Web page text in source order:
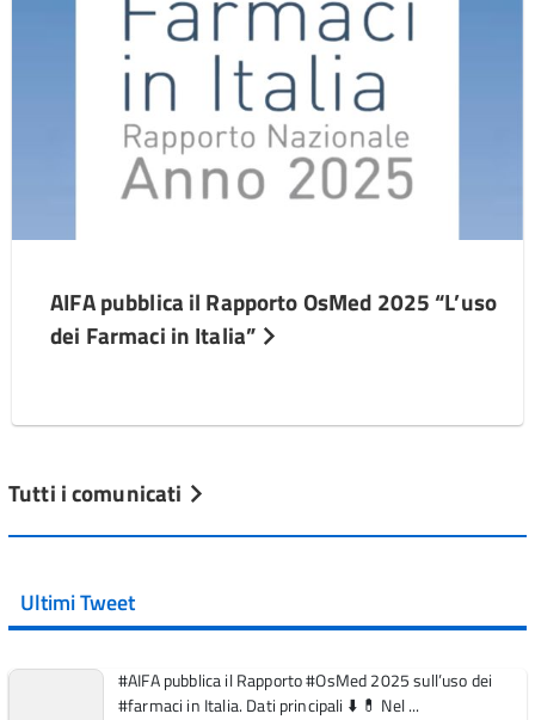
AIFA pubblica il Rapporto OsMed 2025 “L’uso
dei Farmaci in Italia”
Tutti i comunicati
Ultimi Tweet
#AIFA pubblica il Rapporto #OsMed 2025 sull’uso dei
#farmaci in Italia. Dati principali ⬇️ 💊 Nel ...